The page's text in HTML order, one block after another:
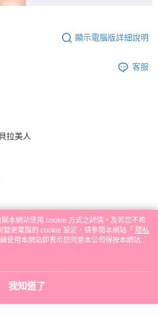
顯示電腦版詳細說明
客服
拉美人
本網站使用 cookie 方式之詳情，及若您不希
更電腦的 cookie 設定，請參閱本網站「 隱私
使用本網站即表示您同意本公司得按本網站使
。
我知道了